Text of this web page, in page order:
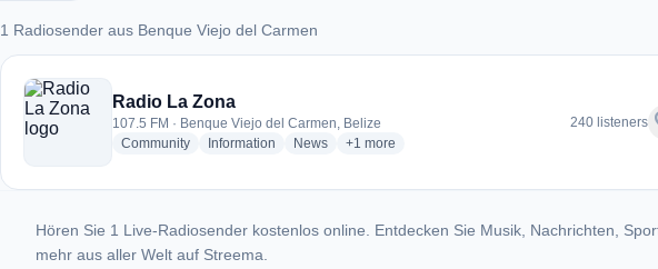
1 Radiosender aus Benque Viejo del Carmen
1 Radiosender aus Benque Viejo del Carmen
Radio La Zona
107.5 FM · Benque Viejo del Carmen, Belize
Communityradio stations
Information radio stations
Newsradio stations
+1 more genres for Radio La Zona
more
240 listeners
Hören Sie 1 Live-Radiosender kostenlos online. Entdecken Sie Musik, Nachrichten,
mehr aus aller Welt auf Streema.